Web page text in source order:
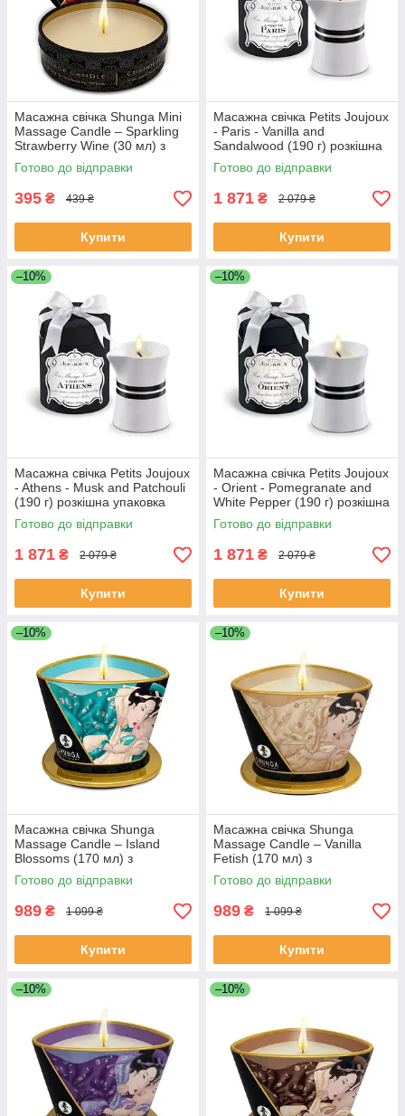
Масажна свічка Shunga Mini
Massage Candle – Sparkling
Strawberry Wine (30 мл) з
афродизіаками
Готово до відправки
395 ₴ 439 ₴
Купити
Масажна свічка Petits Joujoux
- Paris - Vanilla and
Sandalwood (190 г) розкішна
упаковка
Готово до відправки
1 871 ₴ 2 079 ₴
Купити
–10%
Масажна свічка Petits Joujoux
- Athens - Musk and Patchouli
(190 г) розкішна упаковка
Готово до відправки
1 871 ₴ 2 079 ₴
Купити
–10%
Масажна свічка Petits Joujoux
- Orient - Pomegranate and
White Pepper (190 г) розкішна
упаковка
Готово до відправки
1 871 ₴ 2 079 ₴
Купити
–10%
Масажна свічка Shunga
Massage Candle – Island
Blossoms (170 мл) з
афродизіаками
Готово до відправки
989 ₴ 1 099 ₴
Купити
–10%
Масажна свічка Shunga
Massage Candle – Vanilla
Fetish (170 мл) з
афродизіаками
Готово до відправки
989 ₴ 1 099 ₴
Купити
–10% –10%